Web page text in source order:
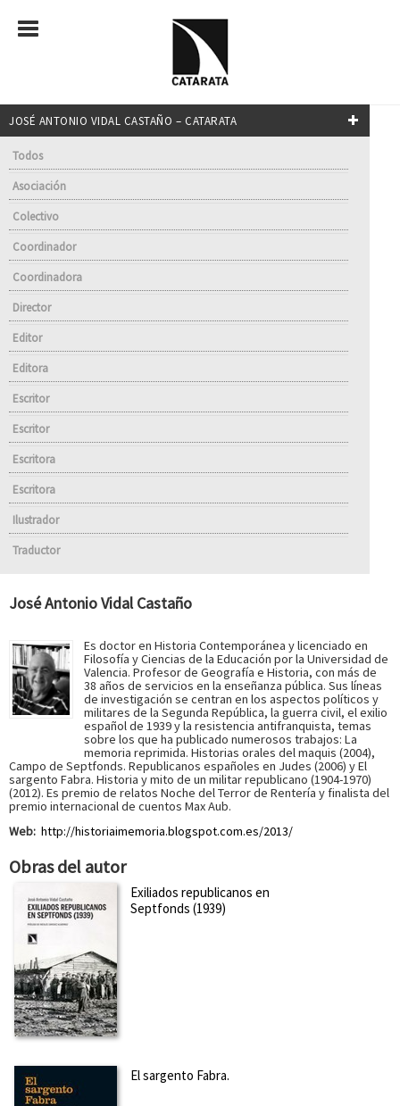
JOSÉ ANTONIO VIDAL CASTAÑO – CATARATA
Todos
Asociación
Colectivo
Coordinador
Coordinadora
Director
Editor
Editora
Escritor
Escritor
Escritora
Escritora
Ilustrador
Traductor
José Antonio Vidal Castaño
Es doctor en Historia Contemporánea y licenciado en
Filosofía y Ciencias de la Educación por la Universidad de
Valencia. Profesor de Geografía e Historia, con más de
38 años de servicios en la enseñanza pública. Sus líneas
de investigación se centran en los aspectos políticos y
militares de la Segunda República, la guerra civil, el exilio
español de 1939 y la resistencia antifranquista, temas
sobre los que ha publicado numerosos trabajos: La
memoria reprimida. Historias orales del maquis (2004),
Campo de Septfonds. Republicanos españoles en Judes (2006) y El
sargento Fabra. Historia y mito de un militar republicano (1904-1970)
(2012). Es premio de relatos Noche del Terror de Rentería y finalista del
premio internacional de cuentos Max Aub.
Web: http://historiaimemoria.blogspot.com.es/2013/
Obras del autor
Exiliados republicanos en
Septfonds (1939)
El sargento Fabra.